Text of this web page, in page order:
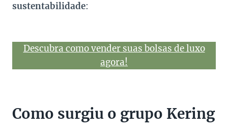
sustentabilidade:
Descubra como vender suas bolsas de luxo
agora!
Como surgiu o grupo Kering